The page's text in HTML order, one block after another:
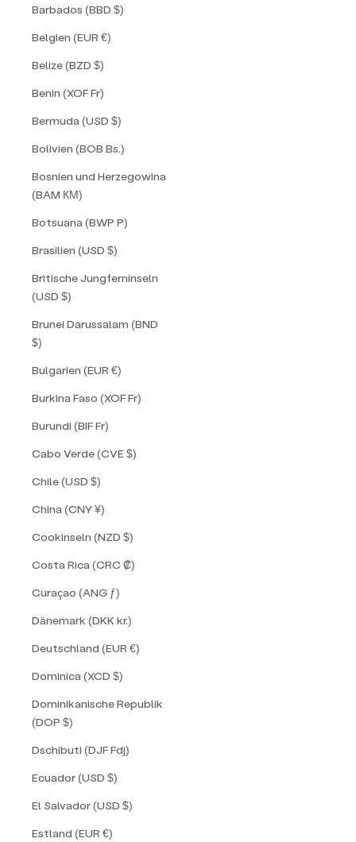
Barbados (BBD $)
Belgien (EUR €)
Belize (BZD $)
Benin (XOF Fr)
Bermuda (USD $)
Bolivien (BOB Bs.)
Bosnien und Herzegowina
(BAM КМ)
Botsuana (BWP P)
Brasilien (USD $)
Britische Jungferninseln
(USD $)
Brunei Darussalam (BND
$)
Bulgarien (EUR €)
Burkina Faso (XOF Fr)
Burundi (BIF Fr)
Cabo Verde (CVE $)
Chile (USD $)
China (CNY ¥)
Cookinseln (NZD $)
Costa Rica (CRC ₡)
Curaçao (ANG ƒ)
Dänemark (DKK kr.)
Deutschland (EUR €)
Dominica (XCD $)
Dominikanische Republik
(DOP $)
Dschibuti (DJF Fdj)
Ecuador (USD $)
El Salvador (USD $)
Estland (EUR €)